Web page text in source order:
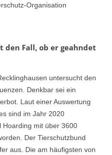
Organisation
den Fall, ob er geahndet
untersucht den
Denkbar sei ein
Laut einer Auswertung
sind im Jahr 2020
Hoarding mit über 3600
Der Tierschutzbund
aus. Die am häufigsten von